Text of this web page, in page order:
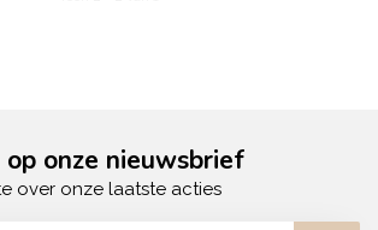
onze nieuwsbrief
over onze laatste acties